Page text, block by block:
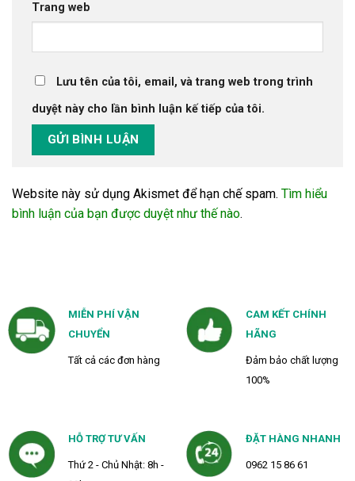
Trang web
Lưu tên của tôi, email, và trang web trong trình
duyệt này cho lần bình luận kế tiếp của tôi.
Website này sử dụng Akismet để hạn chế spam. Tìm hiểu
bình luận của bạn được duyệt như thế nào.
MIỄN PHÍ VẬN
CHUYỂN
Tất cả các đơn hàng
CAM KẾT CHÍNH
HÃNG
Đảm bảo chất lượng
100%
HỖ TRỢ TƯ VẤN
Thứ 2 - Chủ Nhật: 8h -
ĐẶT HÀNG NHANH
0962 15 86 61